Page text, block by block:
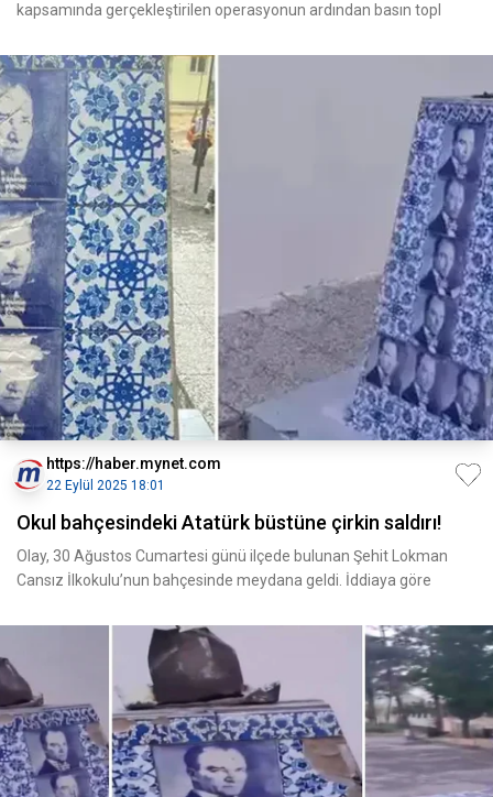
kapsamında gerçekleştirilen operasyonun ardından basın topl
https://haber.mynet.com
22 Eylül 2025 18:01
Okul bahçesindeki Atatürk büstüne çirkin saldırı!
Olay, 30 Ağustos Cumartesi günü ilçede bulunan Şehit Lokman
Cansız İlkokulu’nun bahçesinde meydana geldi. İddiaya göre